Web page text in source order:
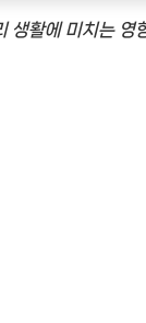
활에 미치는 영